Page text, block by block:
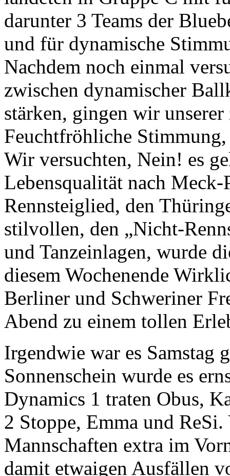
darunter 3 Teams der
und für dynamische
Nachdem noch einmal
zwischen dynamischer
stärken, gingen wir
Feuchtfröhliche
Wir versuchten, Nein! es
Lebensqualität nach
Rennsteiglied, den
stilvollen, den „Nicht-
und Tanzeinlagen, wurde
diesem Wochenende
Berliner und Schweriner
Abend zu einem tollen
Irgendwie war es Samstag
Sonnenschein wurde es
Dynamics 1 traten Obus,
2 Stoppe, Emma und
Mannschaften extra im
damit etwaigen Ausfällen